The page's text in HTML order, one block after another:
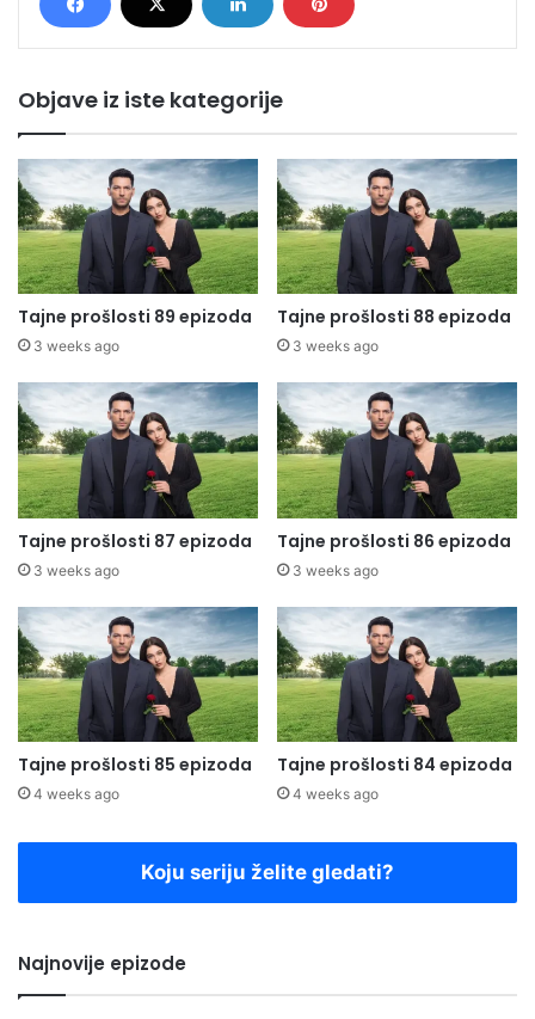
Objave iz iste kategorije
Tajne prošlosti 89 epizoda
3 weeks ago
Tajne prošlosti 88 epizoda
3 weeks ago
Tajne prošlosti 87 epizoda
3 weeks ago
Tajne prošlosti 86 epizoda
3 weeks ago
Tajne prošlosti 85 epizoda
4 weeks ago
Tajne prošlosti 84 epizoda
4 weeks ago
Koju seriju želite gledati?
Najnovije epizode